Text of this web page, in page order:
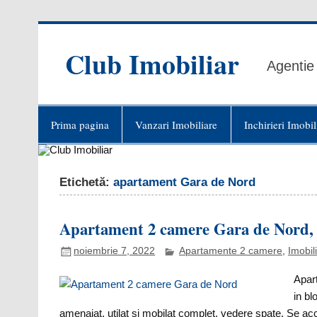
Club Imobiliar
Prima pagina Vanzari Imobiliare Inchirieri
Etichetă:apartament Gara de Nord
Apartament 2 camere Gara de
noiembrie 7, 2022 Apartamente 2 camere,
in
amenajat, utilat si mobilat complet, vedere spate. Se